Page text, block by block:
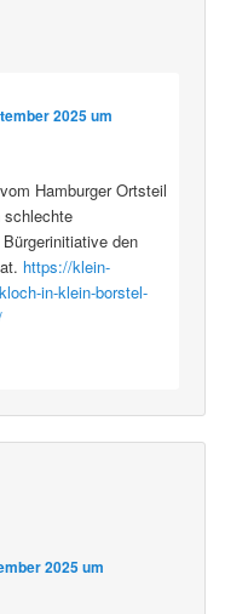
2025 um
Hamburger Ortsteil
schlechte
den
https://klein-
in-klein-borstel-
2025 um